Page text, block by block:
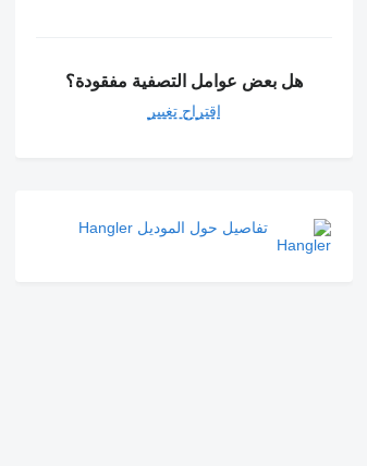
هل بعض عوامل التصفية مفقودة؟
اقتراح تغيير
تفاصيل حول الموديل Hangler